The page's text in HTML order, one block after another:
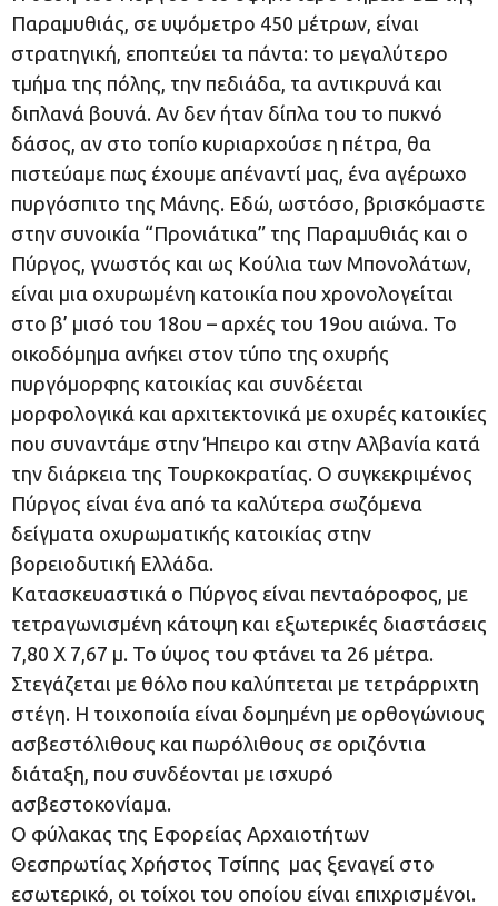
Παραμυθιάς, σε υψόμετρο 450 μέτρων, είναι
στρατηγική, εποπτεύει τα πάντα: το μεγαλύτερο
τμήμα της πόλης, την πεδιάδα, τα αντικρυνά και
διπλανά βουνά. Αν δεν ήταν δίπλα του το πυκνό
δάσος, αν στο τοπίο κυριαρχούσε η πέτρα, θα
πιστεύαμε πως έχουμε απέναντί μας, ένα αγέρωχο
πυργόσπιτο της Μάνης. Εδώ, ωστόσο, βρισκόμαστε
στην συνοικία “Προνιάτικα” της Παραμυθιάς και ο
Πύργος, γνωστός και ως Κούλια των Μπονολάτων,
είναι μια οχυρωμένη κατοικία που χρονολογείται
στο β’ μισό του 18ου – αρχές του 19ου αιώνα. Το
οικοδόμημα ανήκει στον τύπο της οχυρής
πυργόμορφης κατοικίας και συνδέεται
μορφολογικά και αρχιτεκτονικά με οχυρές κατοικίες
που συναντάμε στην Ήπειρο και στην Αλβανία κατά
την διάρκεια της Τουρκοκρατίας. Ο συγκεκριμένος
Πύργος είναι ένα από τα καλύτερα σωζόμενα
δείγματα οχυρωματικής κατοικίας στην
βορειοδυτική Ελλάδα.
Κατασκευαστικά ο Πύργος είναι πενταόροφος, με
τετραγωνισμένη κάτοψη και εξωτερικές διαστάσεις
7,80 Χ 7,67 μ. Το ύψος του φτάνει τα 26 μέτρα.
Στεγάζεται με θόλο που καλύπτεται με τετράρριχτη
στέγη. Η τοιχοποιία είναι δομημένη με ορθογώνιους
ασβεστόλιθους και πωρόλιθους σε οριζόντια
διάταξη, που συνδέονται με ισχυρό
ασβεστοκονίαμα.
Ο φύλακας της Εφορείας Αρχαιοτήτων
Θεσπρωτίας Χρήστος Τσίπης μας ξεναγεί στο
εσωτερικό, οι τοίχοι του οποίου είναι επιχρισμένοι.